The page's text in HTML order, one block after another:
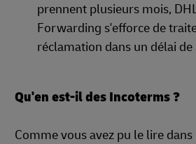
prennent plusieurs mois,
Forwarding s'efforce de
réclamation dans un délai
Qu'en est-il des Incoterms ?
Comme vous avez pu le lire